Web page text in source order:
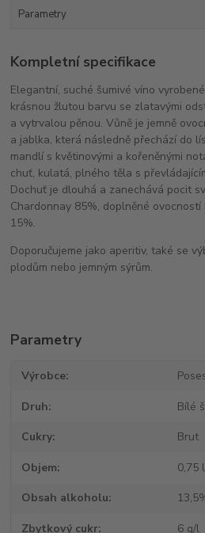
Parametry
Kompletní specifikace
Elegantní, suché šumivé víno
krásnou žlutou barvu se zlatavými
a vytrvalou pěnou. Vůně je jemně
a jablka, která následně přechází do
mandlí s květinovými a kořeněnými
chuť, kulatá, plného těla s
Dochuť je dlouhá a zanechává pocit
Chardonnay 85%, doplněné
15%.
Doporučujeme jako aperitiv, také se
plodům nebo jemným sýrům.
Parametry
Výrobce
Druh Bílé
Cukry Brut
Objem 0,75 l
Obsah alkoholu
Zbytkový cukr 6 g/l